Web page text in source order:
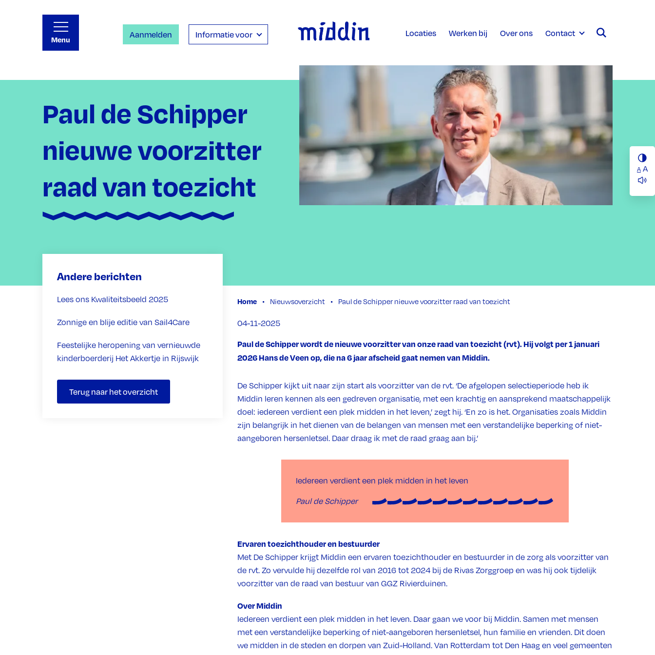
A A
Menu
Aanmelden Informatie voor Locaties Werken bij Over ons Contact
Paul de Schipper
nieuwe voorzitter
raad van toezicht
Andere berichten
Lees ons Kwaliteitsbeeld 2025
Zonnige en blije editie van Sail4Care
Feestelijke heropening van vernieuwde
kinderboerderij Het Akkertje in Rijswijk
Terug naar het overzicht
Home Nieuwsoverzicht Paul de Schipper nieuwe voorzitter raad van toezicht
04-11-2025
Paul de Schipper wordt de nieuwe voorzitter van onze raad van toezicht (rvt). Hij volgt per 1 januari
2026 Hans de Veen op, die na 6 jaar afscheid gaat nemen van Middin.
De Schipper kijkt uit naar zijn start als voorzitter van de rvt. ‘De afgelopen selectieperiode heb ik
Middin leren kennen als een gedreven organisatie, met een krachtig en aansprekend maatschappelijk
doel: iedereen verdient een plek midden in het leven,’ zegt hij. ‘En zo is het. Organisaties zoals Middin
zijn belangrijk in het dienen van de belangen van mensen met een verstandelijke beperking of niet-
aangeboren hersenletsel. Daar draag ik met de raad graag aan bij.’
Iedereen verdient een plek midden in het leven
Paul de Schipper
Ervaren toezichthouder en bestuurder
Met De Schipper krijgt Middin een ervaren toezichthouder en bestuurder in de zorg als voorzitter van
de rvt. Zo vervulde hij dezelfde rol van 2016 tot 2024 bij de Rivas Zorggroep en was hij ook tijdelijk
voorzitter van de raad van bestuur van GGZ Rivierduinen.
Over Middin
Iedereen verdient een plek midden in het leven. Daar gaan we voor bij Middin. Samen met mensen
met een verstandelijke beperking of niet-aangeboren hersenletsel, hun familie en vrienden. Dit doen
we midden in de steden en dorpen van Zuid-Holland. Van Rotterdam tot Den Haag en veel gemeenten